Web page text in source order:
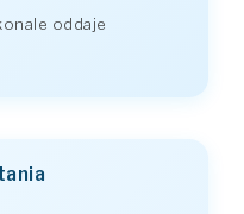
oddaje